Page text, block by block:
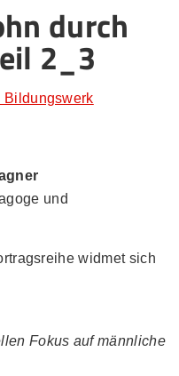
durch
2_3
Bildungswerk
und
widmet sich
Fokus auf männliche